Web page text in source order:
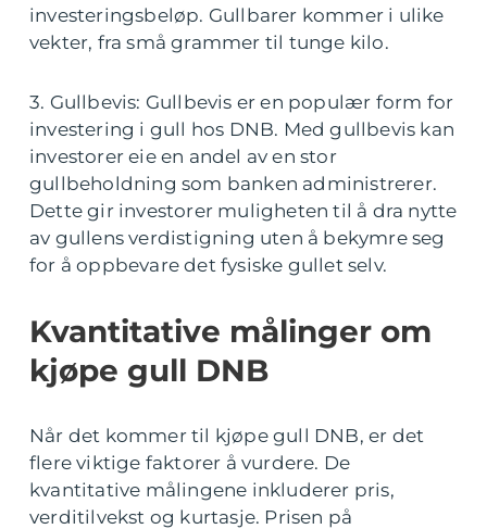
investeringsbeløp. Gullbarer kommer i ulike
vekter, fra små grammer til tunge kilo.
3. Gullbevis: Gullbevis er en populær form for
investering i gull hos DNB. Med gullbevis kan
investorer eie en andel av en stor
gullbeholdning som banken administrerer.
Dette gir investorer muligheten til å dra nytte
av gullens verdistigning uten å bekymre seg
for å oppbevare det fysiske gullet selv.
Kvantitative målinger om
kjøpe gull DNB
Når det kommer til kjøpe gull DNB, er det
flere viktige faktorer å vurdere. De
kvantitative målingene inkluderer pris,
verditilvekst og kurtasje. Prisen på